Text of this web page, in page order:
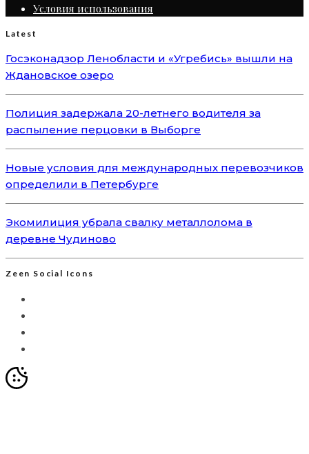
Условия использования
Latest
Госэконадзор Ленобласти и «Угребись» вышли на
Ждановское озеро
Полиция задержала 20-летнего водителя за
распыление перцовки в Выборге
Новые условия для международных перевозчиков
определили в Петербурге
Экомилиция убрала свалку металлолома в
деревне Чудиново
Zeen Social Icons